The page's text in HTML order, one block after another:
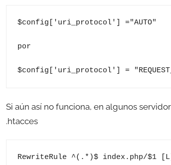
$config['uri_protocol'] ="AUTO"
por
$config['uri_protocol'] =
Si aún así no funciona, en algunos
.htacces
RewriteRule ^(.*)$ index.php/$1 [L]